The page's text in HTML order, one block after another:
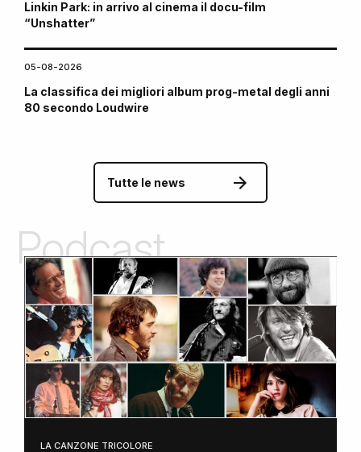
Linkin Park: in arrivo al cinema il docu-film
“Unshatter”
05-08-2026
La classifica dei migliori album prog-metal degli anni
80 secondo Loudwire
Tutte le news
Podcast
LA CANZONE TRICOLORE